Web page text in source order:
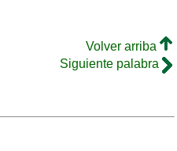
Volver arriba
Siguiente palabra